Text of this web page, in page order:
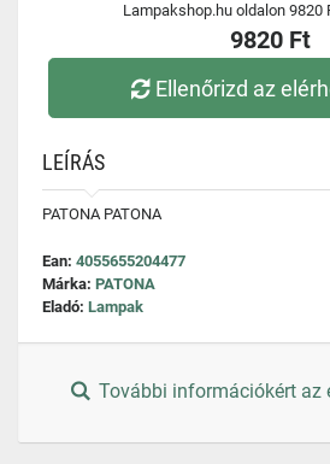
Lampakshop.hu oldalon 9820
9820 Ft
Ellenőrizd az
LEÍRÁS
PATONA PATONA
Ean: 4055655204477
Márka: PATONA
Eladó: Lampak
További információkért